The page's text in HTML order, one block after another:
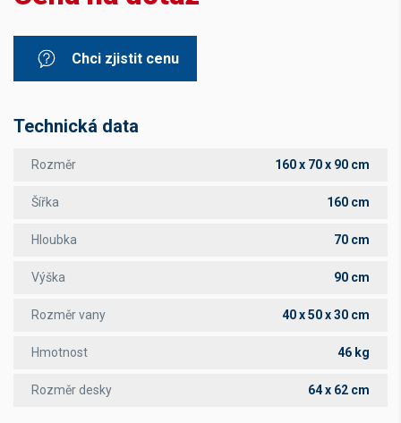
Chci zjistit cenu
Technická data
Rozměr 160 x 70 x 90 cm
Šířka 160 cm
Hloubka 70 cm
Výška 90 cm
Rozměr vany 40 x 50 x 30 cm
Hmotnost 46 kg
Rozměr desky 64 x 62 cm